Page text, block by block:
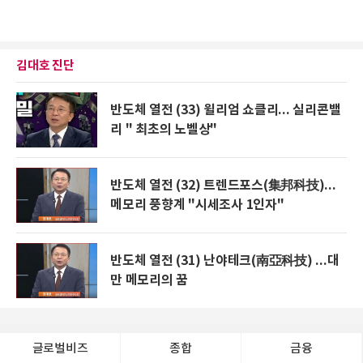
김대호 진단
반도체 열전 (33) 윌리엄 쇼클리... 실리콘밸
리 " 최초의 노벨상"
반도체 열전 (32) 트렌드포스(集邦科技)...
메모리 풍향계 "시세조사 1인자"
반도체 열전 (31) 난야테크(南亞科技) ...대
만 메모리의 꿈
글로벌비즈 종합 금융